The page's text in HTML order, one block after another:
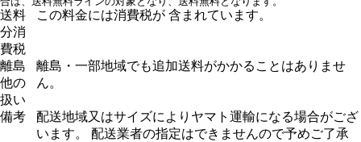
送料
分消
費税
この料金には消費税が 含まれています。
離島
他の
扱い
離島・一部地域でも追加送料がかかることはありませ
ん。
備考
配送地域又はサイズによりヤマト運輸になる場合がござ
います。 配送業者の指定はできませんので予めご了承